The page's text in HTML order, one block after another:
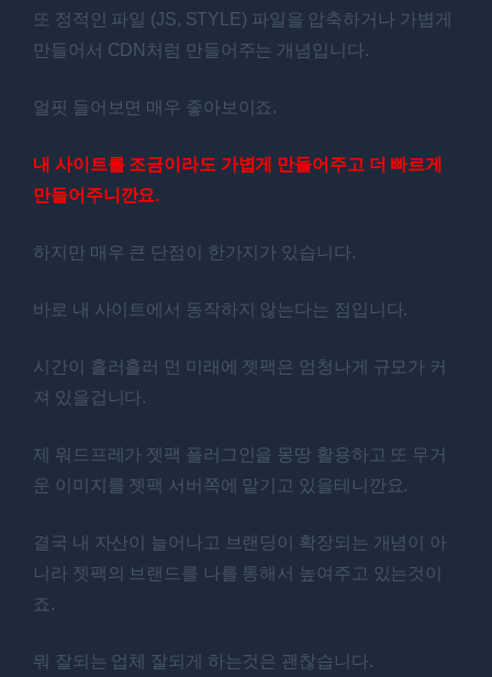
또 정적인 파일 (JS, STYLE) 파일을 압축하거나 가볍게
만들어서 CDN처럼 만들어주는 개념입니다.
얼핏 들어보면 매우 좋아보이죠.
내 사이트를 조금이라도 가볍게 만들어주고 더 빠르게
만들어주니깐요.
하지만 매우 큰 단점이 한가지가 있습니다.
바로 내 사이트에서 동작하지 않는다는 점입니다.
시간이 흘러흘러 먼 미래에 젯팩은 엄청나게 규모가 커
져 있을겁니다.
제 워드프레가 젯팩 플러그인을 몽땅 활용하고 또 무거
운 이미지를 젯팩 서버쪽에 맡기고 있을테니깐요.
결국 내 자산이 늘어나고 브랜딩이 확장되는 개념이 아
니라 젯팩의 브랜드를 나를 통해서 높여주고 있는것이
죠.
뭐 잘되는 업체 잘되게 하는것은 괜찮습니다.